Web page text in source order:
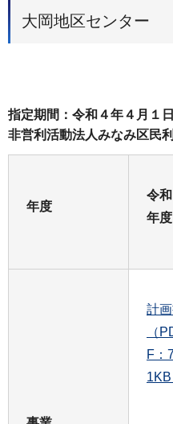
大岡地区センター
指定期間：令和４年４月１
非営利活動法人みなみ区民
年度
令和
年度
計
（
F：
1KB